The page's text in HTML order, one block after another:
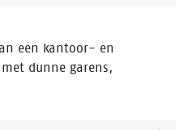
een kantoor- en
dunne garens,